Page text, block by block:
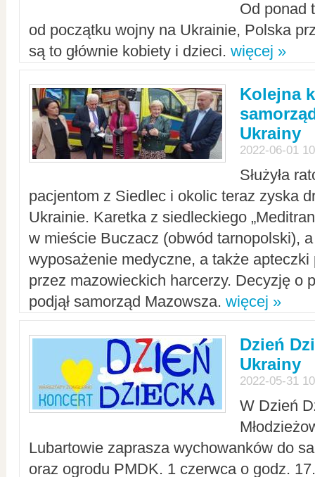
Od ponad
od początku wojny na Ukrainie, Polska
są to głównie kobiety i dzieci. więcej »
Kolejna
Ukrainy
2022-06-01
Służyła
pacjentom z Siedlec i okolic teraz zyska
Ukrainie. Karetka z siedleckiego
w mieście Buczacz (obwód tarnopolski),
wyposażenie medyczne, a także apteczki
przez mazowieckich harcerzy. Decyzję o
podjął samorząd Mazowsza. więcej »
Dzień
Ukrainy
2022-05-31
W Dzień
Lubartowie zaprasza wychowanków do
oraz ogrodu PMDK. 1 czerwca o godz.